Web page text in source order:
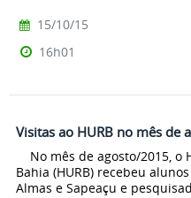
15/10/15
16h01
Visitas ao HURB no mês de
No mês de agosto/2015, o
Bahia (HURB) recebeu
Almas e Sapeaçu e